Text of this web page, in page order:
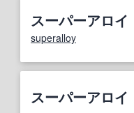
スーパーアロイ
superalloy
スーパーアロイ